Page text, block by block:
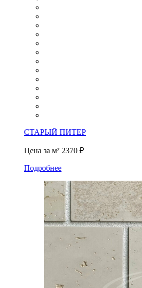
СТАРЫЙ ПИТЕР
Цена за м² 2370 ₽
Подробнее